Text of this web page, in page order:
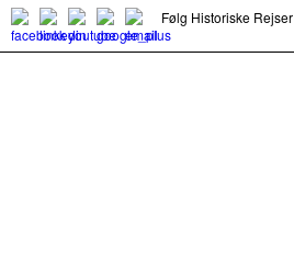
Følg Historiske Rejser